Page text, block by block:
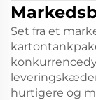
Set fra et
hurtigere og